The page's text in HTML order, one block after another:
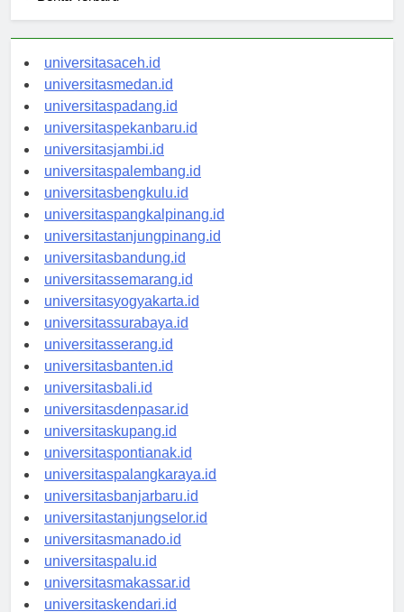
universitasaceh.id
universitasmedan.id
universitaspadang.id
universitaspekanbaru.id
universitasjambi.id
universitaspalembang.id
universitasbengkulu.id
universitaspangkalpinang.id
universitastanjungpinang.id
universitasbandung.id
universitassemarang.id
universitasyogyakarta.id
universitassurabaya.id
universitasserang.id
universitasbanten.id
universitasbali.id
universitasdenpasar.id
universitaskupang.id
universitaspontianak.id
universitaspalangkaraya.id
universitasbanjarbaru.id
universitastanjungselor.id
universitasmanado.id
universitaspalu.id
universitasmakassar.id